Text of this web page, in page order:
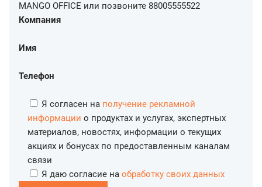
MANGO OFFICE или позвоните 88005555522
Компания
Имя
Телефон
Я согласен на получение рекламной
информации о продуктах и услугах, экспертных
материалов, новостях, информации о текущих
акциях и бонусах по предоставленным каналам
связи
Я даю согласие на обработку своих данных